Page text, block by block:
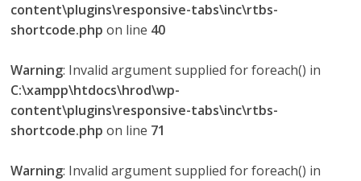
content\plugins\responsive-tabs\inc\rtbs-
shortcode.php on line 40
Warning: Invalid argument supplied for foreach() in
C:\xampp\htdocs\hrod\wp-
content\plugins\responsive-tabs\inc\rtbs-
shortcode.php on line 71
Warning: Invalid argument supplied for foreach() in